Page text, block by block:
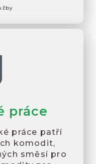
práce
práce patří
komodit,
směsí pro